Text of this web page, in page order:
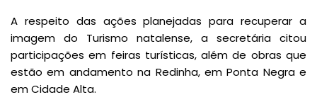
A respeito das ações planejadas para recuperar a
imagem do Turismo natalense, a secretária citou
participações em feiras turísticas, além de obras que
estão em andamento na Redinha, em Ponta Negra e
em Cidade Alta.